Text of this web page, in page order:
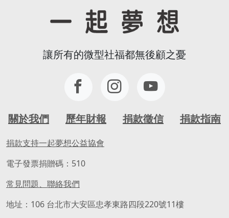
讓所有的微型社福都無後顧之憂
關於我們 歷年財報 捐款徵信 捐款指南
捐款支持一起夢想公益協會
電子發票捐贈碼：510
常見問題、聯絡我們
地址：106 台北市大安區忠孝東路四段220號11樓